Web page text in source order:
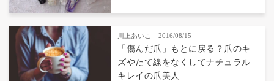
川上あいこ 2016/08/15
「傷んだ爪」もとに戻る？爪のキ
ズやたて線をなくしてナチュラル
キレイの爪美人